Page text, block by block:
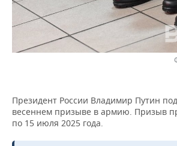
НЕФТЕХИМИЯ
РОЗНИЧНАЯ ТОРГОВЛЯ
ТРАНСПОРТ
НОВОСТИ ТЕХНОЛОГИЙ
IT
ТЕЛЕКОММУНИКАЦИИ
МЕРОПРИЯТИЯ
НОВОСТИ МЕРОПРИЯТИЙ
БИЗНЕС-БРАНЧИ
СПОРТ
ФУТБОЛ
НОВОСТИ ОБЩЕСТВА
ФОТОГАЛЕРЕЯ
Президент России Владимир Путин
весеннем призыве в армию. Призыв
по 15 июля 2025 года.